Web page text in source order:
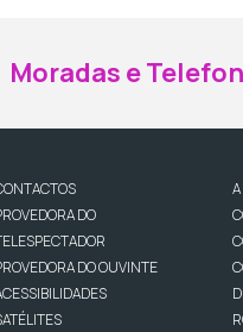
Moradas e
DO
DO OUVINTE